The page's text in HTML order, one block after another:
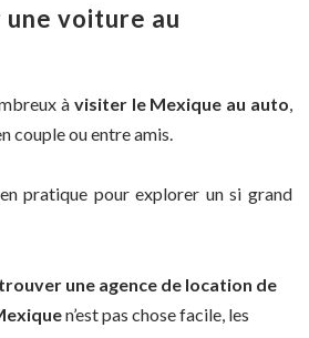
une voiture au
à visiter le Mexique au auto,
couple ou entre amis.
pratique pour explorer un si grand
trouver une agence de location de
n’est pas chose facile, les